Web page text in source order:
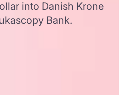
into Danish Krone
Bank.